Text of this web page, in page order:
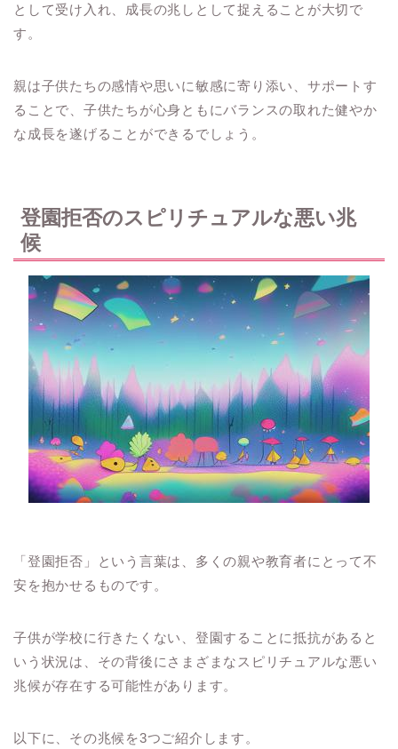
として受け入れ、成長の兆しとして捉えることが大切で
す。
親は子供たちの感情や思いに敏感に寄り添い、サポートす
ることで、子供たちが心身ともにバランスの取れた健やか
な成長を遂げることができるでしょう。
登園拒否のスピリチュアルな悪い兆
候
「登園拒否」という言葉は、多くの親や教育者にとって不
安を抱かせるものです。
子供が学校に行きたくない、登園することに抵抗があると
いう状況は、その背後にさまざまなスピリチュアルな悪い
兆候が存在する可能性があります。
以下に、その兆候を3つご紹介します。